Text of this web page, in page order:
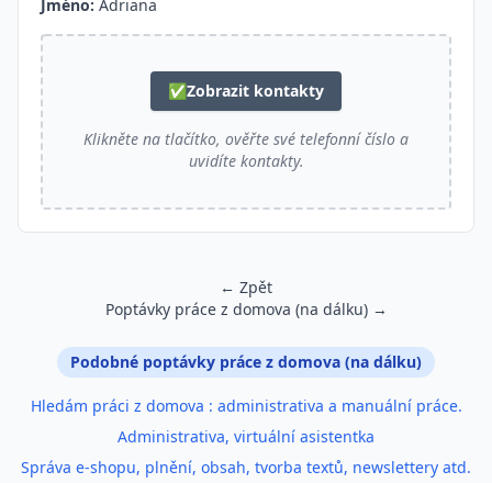
Jméno: Adriana
✅Zobrazit kontakty
Klikněte na tlačítko, ověřte své telefonní číslo a
uvidíte kontakty.
← Zpět
Poptávky práce z domova (na dálku) →
Podobné inzeráty
Podobné poptávky práce z domova (na dálku)
Hledám práci z domova : administrativa a manuální práce.
Administrativa, virtuální asistentka
Správa e-shopu, plnění, obsah, tvorba textů, newslettery atd.